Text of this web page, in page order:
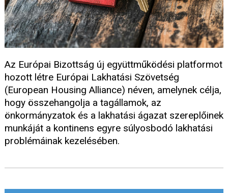
Az Európai Bizottság új együttműködési platformot
hozott létre Európai Lakhatási Szövetség
(European Housing Alliance) néven, amelynek célja,
hogy összehangolja a tagállamok, az
önkormányzatok és a lakhatási ágazat szereplőinek
munkáját a kontinens egyre súlyosbodó lakhatási
problémáinak kezelésében.